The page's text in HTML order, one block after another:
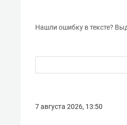
Нашли ошибку в тексте?
7 августа 2026, 13:50